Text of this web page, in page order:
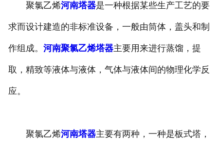
河南换热容器
聚氯乙烯河南塔器是一种根据某些生产工艺的要
求而设计建造的非标准设备，一般由筒体，盖头和制
作组成。 河南聚氯乙烯塔器主要用来进行蒸馏，提
取，精致等液体与液体，气体与液体间的物理化学反
应。
聚氯乙烯河南塔器主要有两种，一种是板式塔，